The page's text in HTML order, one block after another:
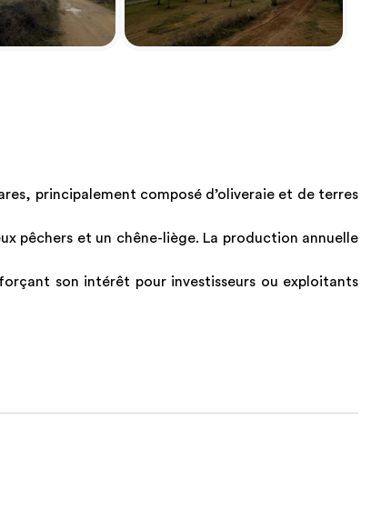
principalement composé d’oliveraie et de terres
pêchers et un chêne-liège. La production annuelle
son intérêt pour investisseurs ou exploitants